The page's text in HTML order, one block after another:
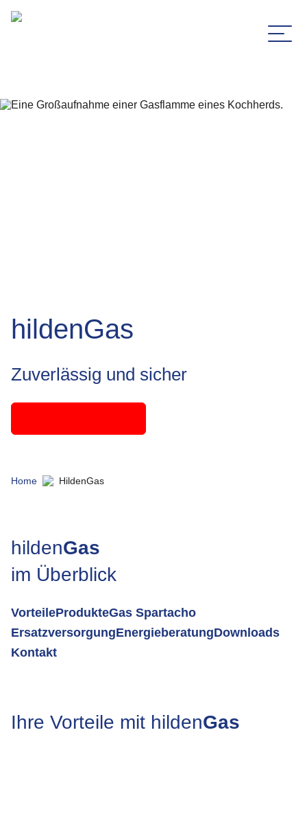
Zum Hauptinhalt
hildenGas
Zuverlässig und sicher
Home hildenGas
hildenGas
im Überblick
VorteileProdukteGas Spartacho
ErsatzversorgungEnergieberatungDownloads
Kontakt
Ihre Vorteile mit hildenGas